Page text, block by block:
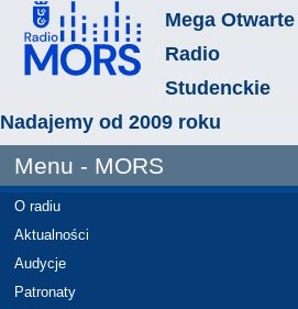
Mega Otwarte
Radio
Studenckie
Nadajemy od 2009 roku
Menu - MORS
O radiu
Aktualności
Audycje
Patronaty